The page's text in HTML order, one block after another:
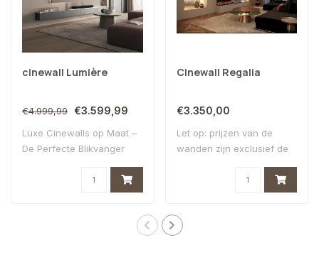
cinewall Lumière
€4.999,99 €3.599,99
Luxe Cinewalls op Maat –
De Perfecte Blikvanger
Cinewall Regalia
€3.350,00
Let op: prijzen van de
wanden zijn exclusief de